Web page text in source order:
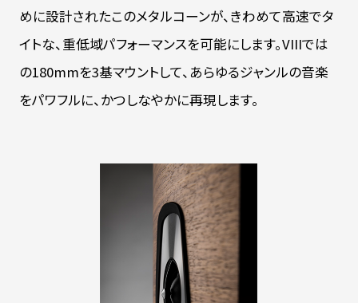
めに設計されたこのメタルコーンが、きわめて高速でタ
イトな、重低域パフォーマンスを可能にします。VIIIでは
の180mmを3基マウントして、あらゆるジャンルの音楽
をパワフルに、かつしなやかに再現します。